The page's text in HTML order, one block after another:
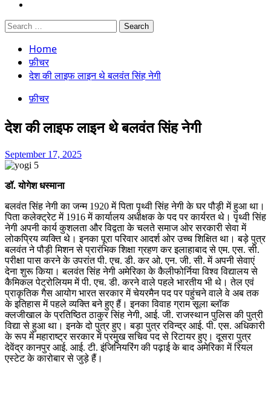
Search
for:
Home
फ़ीचर
देश की लाइफ लाइन थे बलवंत सिंह नेगी
फ़ीचर
देश की लाइफ लाइन थे बलवंत सिंह नेगी
September 17, 2025
डॉ. योगेश धस्माना
बलवंत सिंह नेगी का जन्म 1920 में पिता पृथ्वी सिंह नेगी के घर पौड़ी में हुआ था।
पिता कलेक्ट्रेट में 1916 में कार्यालय अधीक्षक के पद पर कार्यरत थे। पृथ्वी सिंह
नेगी अपनी कार्य कुशलता और विद्वता के चलते समाज ओर सरकारी सेवा में
लोकप्रिय व्यक्ति थे। इनका पूरा परिवार आदर्श ओर उच्च शिक्षित था। बड़े पुत्र
बलवंत ने पौड़ी मिशन से प्रारंभिक शिक्षा ग्रहण कर इलाहाबाद से एम. एस. सी.
परीक्षा पास करने के उपरांत पी. एच. डी. कर ओ. एन. जी. सी. में अपनी सेवाएं
देना शुरू किया। बलवंत सिंह नेगी अमेरिका के कैलीफोर्निया विश्व विद्यालय से
कैमिकल पेट्रोलियम में पी. एच. डी. करने वाले पहले भारतीय भी थे। तेल एवं
प्राकृतिक गैस आयोग भारत सरकार में चेयरमैन पद पर पहुंचने वाले वे अब तक
के इतिहास में पहले व्यक्ति बने हुए हैं। इनका विवाह ग्राम सूला ब्लॉक
क्लजीखाल के प्रतिष्ठित ठाकुर सिंह नेगी, आई. जी. राजस्थान पुलिस की पुत्री
विद्या से हुआ था। इनके दो पुत्र हुए। बड़ा पुत्र रविन्द्र आई. पी. एस. अधिकारी
के रूप में महाराष्ट्र सरकार में प्रमुख सचिव पद से रिटायर हुए। दूसरा पुत्र
देवेंद्र कानपुर आई. आई. टी. इंजिनियरिंग की पढ़ाई के बाद अमेरिका में रियल
एस्टेट के कारोबार से जुड़े हैं।